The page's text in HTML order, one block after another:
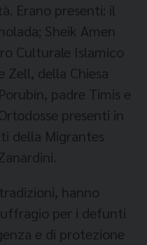
Erano presenti: il
Sheik Amen
Culturale Islamico
Zell, della Chiesa
padre Timis e
presenti in
della Migrantes
hanno
per i defunti
e di protezione